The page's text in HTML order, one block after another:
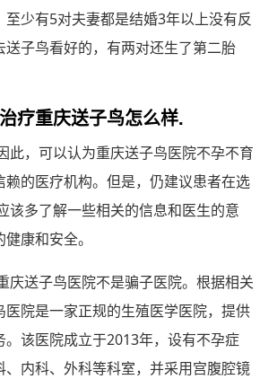
至少有5对夫妻都是结婚3年以上没有反
送子鸟看好的，有两对还生了第二胎
疗重庆送子鸟怎么样.
此，可以认为重庆送子鸟医院不孕不育
赖的医疗机构。但是，仍建议患者在选
该多了解一些相关的信息和医生的意
康和安全。
庆送子鸟医院不是骗子医院。根据相关
医院是一家正规的生殖医学医院，提供
。该医院成立于2013年，设有不孕症
、内科、外科等科室，并采用宫腹腔镜